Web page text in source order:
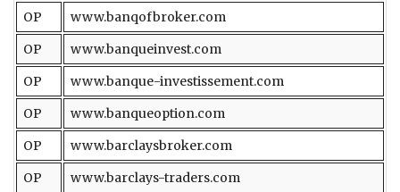
OP
www.banqofbroker.com
OP
www.banqueinvest.com
OP
www.banque-investissement.com
OP
www.banqueoption.com
OP
www.barclaysbroker.com
OP
www.barclays-traders.com